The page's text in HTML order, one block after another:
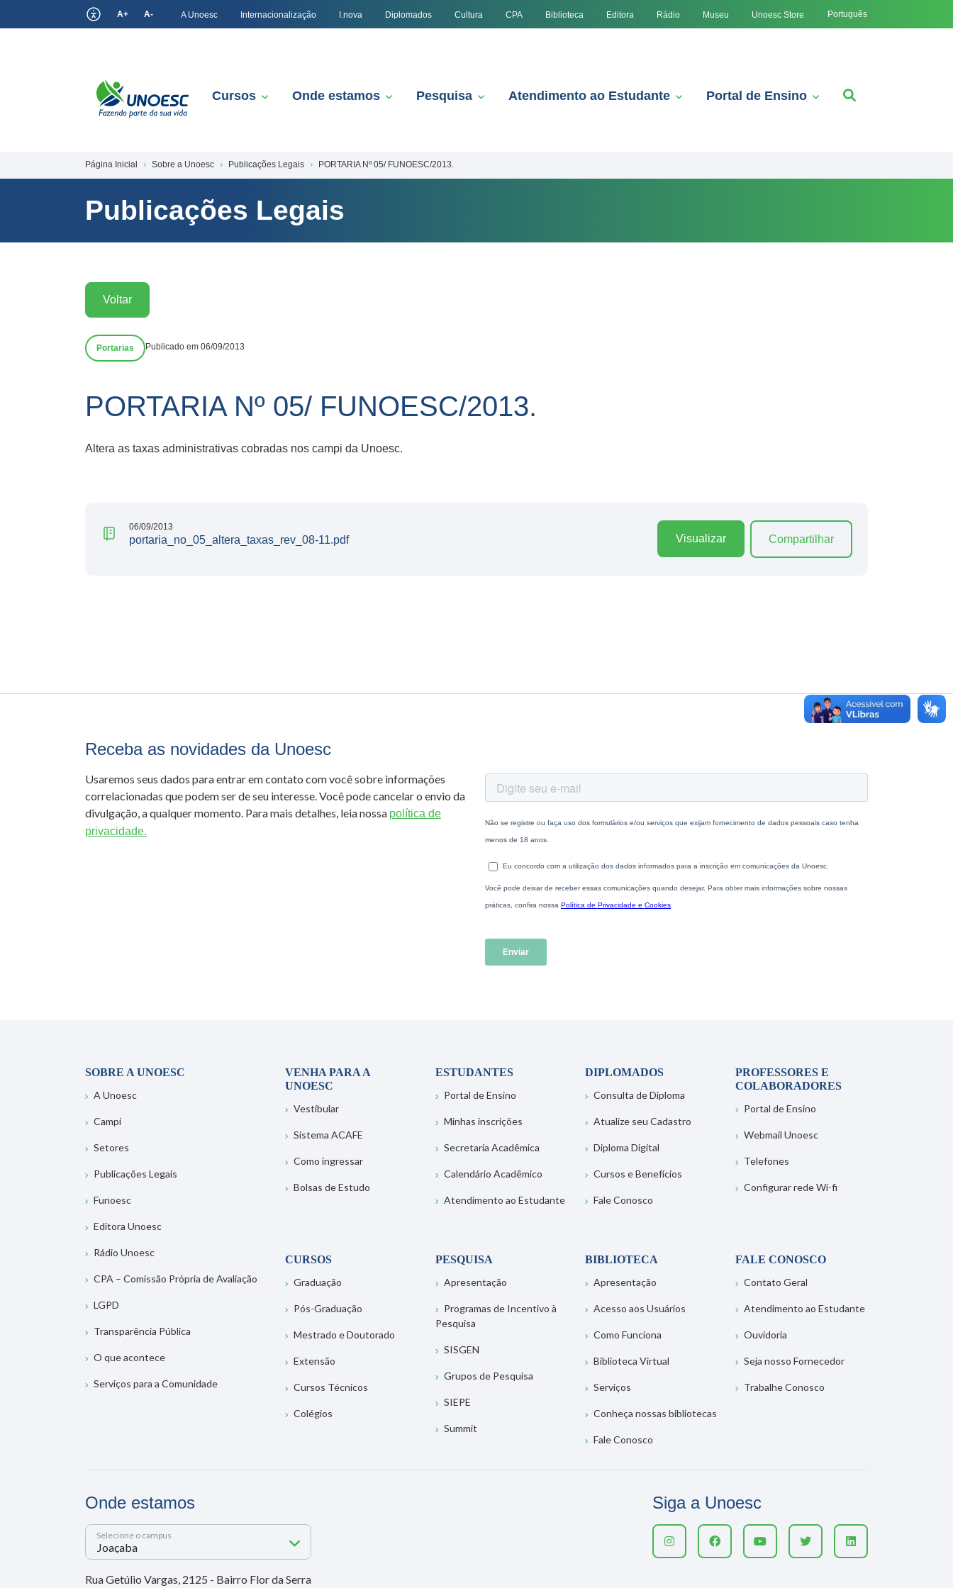
A+ A- A Unoesc Internacionalização I.nova Diplomados Cultura CPA Biblioteca Editora Rádio Museu Unoesc Store Português
Cursos Onde estamos Pesquisa Atendimento ao Estudante Portal de Ensino
Página Inicial Sobre a Unoesc Publicações Legais PORTARIA Nº 05/ FUNOESC/2013.
Publicações Legais
Voltar
Portarias Publicado em 06/09/2013
PORTARIA Nº 05/ FUNOESC/2013.
Altera as taxas administrativas cobradas nos campi da Unoesc.
06/09/2013
portaria_no_05_altera_taxas_rev_08-11.pdf Visualizar Compartilhar
Receba as novidades da Unoesc
Usaremos seus dados para entrar em contato com você sobre informações
correlacionadas que podem ser de seu interesse. Você pode cancelar o envio da
divulgação, a qualquer momento. Para mais detalhes, leia nossa política de
privacidade.
SOBRE A UNOESC
A Unoesc
Campi
Setores
Publicações Legais
Funoesc
Editora Unoesc
Rádio Unoesc
CPA – Comissão Própria de Avaliação
LGPD
Transparência Pública
O que acontece
Serviços para a Comunidade
VENHA PARA A
UNOESC
Vestibular
Sistema ACAFE
Como ingressar
Bolsas de Estudo
ESTUDANTES
Portal de Ensino
Minhas inscrições
Secretaria Acadêmica
Calendário Acadêmico
Atendimento ao Estudante
DIPLOMADOS
Consulta de Diploma
Atualize seu Cadastro
Diploma Digital
Cursos e Benefícios
Fale Conosco
PROFESSORES E
COLABORADORES
Portal de Ensino
Webmail Unoesc
Telefones
Configurar rede Wi-fi
CURSOS
Graduação
Pós-Graduação
Mestrado e Doutorado
Extensão
Cursos Técnicos
Colégios
PESQUISA
Apresentação
Programas de Incentivo à
Pesquisa
SISGEN
Grupos de Pesquisa
SIEPE
Summit
BIBLIOTECA
Apresentação
Acesso aos Usuários
Como Funciona
Biblioteca Virtual
Serviços
Conheça nossas bibliotecas
Fale Conosco
FALE CONOSCO
Contato Geral
Atendimento ao Estudante
Ouvidoria
Seja nosso Fornecedor
Trabalhe Conosco
Onde estamos
Selecione o campus
Rua Getúlio Vargas, 2125 - Bairro Flor da Serra
Siga a Unoesc